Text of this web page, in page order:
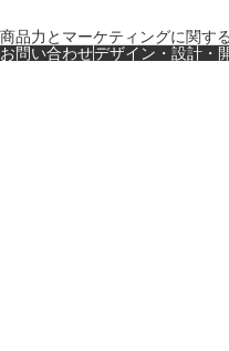
商品力とマーケティングに関す
お問い合わせデザイン・設計・